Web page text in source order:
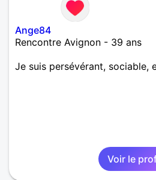
Ange84
Rencontre Avignon - 39 ans
Je suis persévérant, sociable,
Voir le